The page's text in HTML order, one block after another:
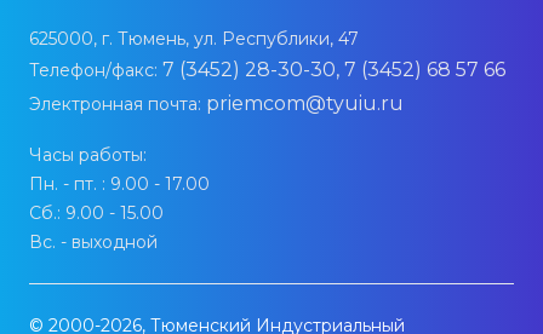
625000, г. Тюмень, ул. Республики, 47
Телефон/факс: 7 (3452) 28-30-30, 7 (3452) 68 57 66
Электронная почта: priemcom@tyuiu.ru
Часы работы:
Пн. - пт. : 9.00 - 17.00
Сб.: 9.00 - 15.00
Вс. - выходной
© 2000-2026, Тюменский Индустриальный